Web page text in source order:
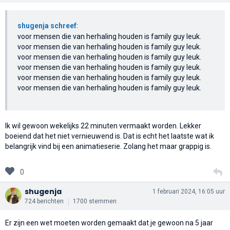
shugenja schreef:
voor mensen die van herhaling houden is family guy leuk.
voor mensen die van herhaling houden is family guy leuk.
voor mensen die van herhaling houden is family guy leuk.
voor mensen die van herhaling houden is family guy leuk.
voor mensen die van herhaling houden is family guy leuk.
voor mensen die van herhaling houden is family guy leuk.
Ik wil gewoon wekelijks 22 minuten vermaakt worden. Lekker
boeiend dat het niet vernieuwend is. Dat is echt het laatste wat ik
belangrijk vind bij een animatieserie. Zolang het maar grappig is.
0
shugenja
724 berichten 1700 stemmen
1 februari 2024, 16:05 uur
Er zijn een wet moeten worden gemaakt dat je gewoon na 5 jaar